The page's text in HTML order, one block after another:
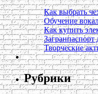
Как выбрать
Обучение
Как купить
Загранпаспорт
Творческие
Рубрики